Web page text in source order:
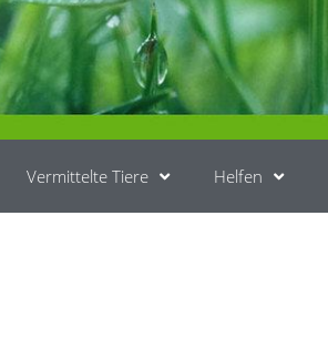
Vermittelte Tiere Helfen